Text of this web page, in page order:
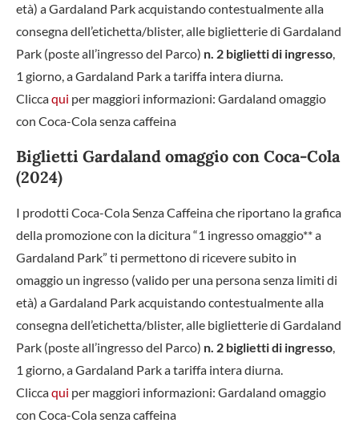
età) a Gardaland Park acquistando contestualmente alla
consegna dell’etichetta/blister, alle biglietterie di Gardaland
Park (poste all’ingresso del Parco) n. 2 biglietti di ingresso,
1 giorno, a Gardaland Park a tariffa intera diurna.
Cliccaqui per maggiori informazioni: Gardaland omaggio
con Coca-Cola senza caffeina
Biglietti Gardaland omaggio con Coca-Cola
(2024)
I prodotti Coca-Cola Senza Caffeina che riportano la grafica
della promozione con la dicitura “1 ingresso omaggio** a
Gardaland Park” ti permettono di ricevere subito in
omaggio un ingresso (valido per una persona senza limiti di
età) a Gardaland Park acquistando contestualmente alla
consegna dell’etichetta/blister, alle biglietterie di Gardaland
Park (poste all’ingresso del Parco) n. 2 biglietti di ingresso,
1 giorno, a Gardaland Park a tariffa intera diurna.
Cliccaqui per maggiori informazioni: Gardaland omaggio
con Coca-Cola senza caffeina